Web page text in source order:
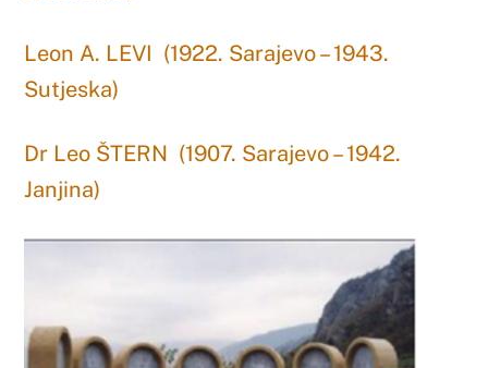
Leon A. LEVI (1922. Sarajevo – 1943.
Sutjeska)
Dr Leo ŠTERN (1907. Sarajevo – 1942.
Janjina)